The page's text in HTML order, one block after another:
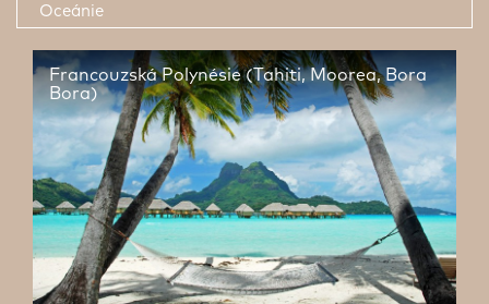
Oceánie
Francouzská Polynésie (Tahiti, Moorea, Bora
Bora)